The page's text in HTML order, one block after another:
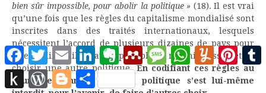
bien sûr impossible, pour abolir la politique »(18). Il est vrai
qu’une fois que les règles du capitalisme mondialisé sont
inscrites dans des traités internationaux, lesquels
nécessitent l’accord de plusieurs dizaines de pays pour
être modifiés, il paraît impossible de revenir dessus et de
choisir une autre politique.En codifiant ces règles au
cours des années 1980, le politique s’est lui-même
FacebookTwitterEmail LinkedInEvernoteMendeleyMessageWhatsApp
Yummly
Push
to
WordPress
BloggerPartager